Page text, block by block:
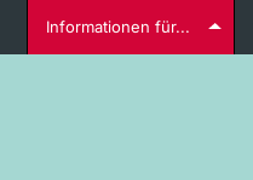
Informationen für...